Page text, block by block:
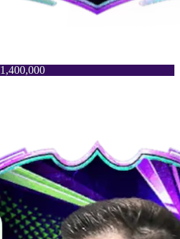
1,400,000